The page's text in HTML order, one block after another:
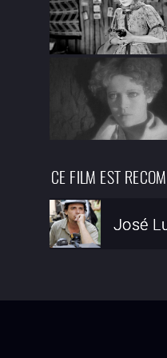
CE FILM EST
José